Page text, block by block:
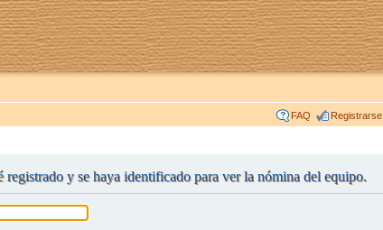
FAQ Registrarse
y se haya identificado para ver la nómina del equipo.